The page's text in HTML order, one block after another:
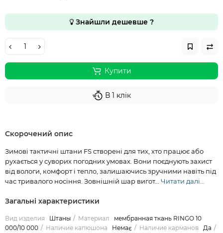
Знайшли дешевше ?
Купити
В 1 клік
Скорочений опис
Зимові тактичні штани FS створені для тих, хто працює або
рухається у суворих погодних умовах. Вони поєднують захист
від вологи, комфорт і тепло, залишаючись зручними навіть під
час тривалого носіння. Зовнішній шар вигот... Читати далі...
Загальні характеристики
Вид изделия Штаны Материал
мембранная ткань RINGO 10
000/10 000
Наличие капюшона Немає Наличие карманов Да